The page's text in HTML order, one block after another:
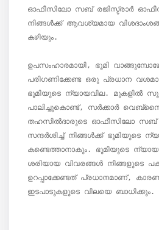
ഓഫീസിലോ സബ് രജിസ്ട്രാർ
നിങ്ങൾക്ക് ആവശ്യമായ
കഴിയും.
ഉപസംഹാരമായി, ഭൂമി
പരിഗണിക്കേണ്ട ഒരു പ്രധാന
ഭൂമിയുടെ ന്യായവില. മുകളിൽ
പാലിച്ചുകൊണ്ട്, സർക്കാർ
തഹസിൽദാരുടെ ഓഫീസിലോ സബ്
സന്ദർശിച്ച് നിങ്ങൾക്ക് ഭൂമിയുടെ
കണ്ടെത്താനാകും. ഭൂമിയുടെ
ശരിയായ വിവരങ്ങൾ നിങ്ങളുടെ
ഉറപ്പാക്കേണ്ടത് പ്രധാനമാണ്,
ഇടപാടുകളുടെ വിലയെ ബാധിക്കും.